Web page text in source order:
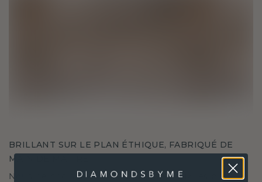
BRILLANT SUR LE PLAN ÉTHIQUE, FABRIQUÉ DE
MAIN DE MAÎTRE
Nous ne choisissons que les matériaux les plus